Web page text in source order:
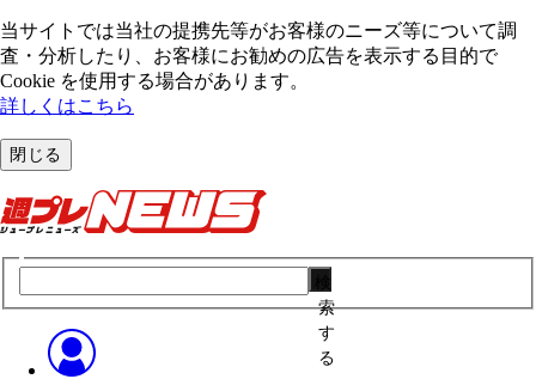
当サイトでは当社の提携先等がお客様のニーズ等について調
査・分析したり、お客様にお勧めの広告を表⽰する⽬的で
Cookie を使⽤する場合があります。
詳しくはこちら
閉じる
索
す
る